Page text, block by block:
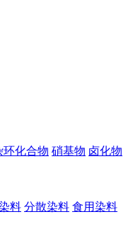
环化合物 硝基物 卤化物
料 分散染料 食用染料